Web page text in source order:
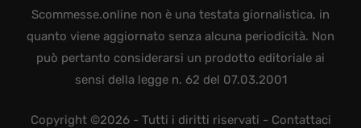
Scommesse.online non è una testata giornalistica, in
quanto viene aggiornato senza alcuna periodicità. Non
può pertanto considerarsi un prodotto editoriale ai
sensi della legge n. 62 del 07.03.2001
Copyright ©2026 - Tutti i diritti riservati - Contattaci